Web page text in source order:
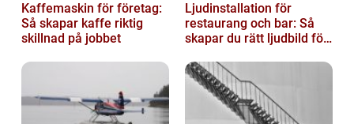
Kaffemaskin för företag:
Så skapar kaffe riktig
skillnad på jobbet
Ljudinstallation för
restaurang och bar: Så
skapar du rätt ljudbild för